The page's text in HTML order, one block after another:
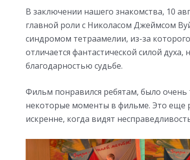
В заключении нашего знакомства, 10
главной роли с Николасом Джеймсом
синдромом тетраамелии, из-за
отличается фантастической силой
благодарностью судьбе.
Фильм понравился ребятам, было очень
некоторые моменты в фильме. Это еще
искренне, когда видят